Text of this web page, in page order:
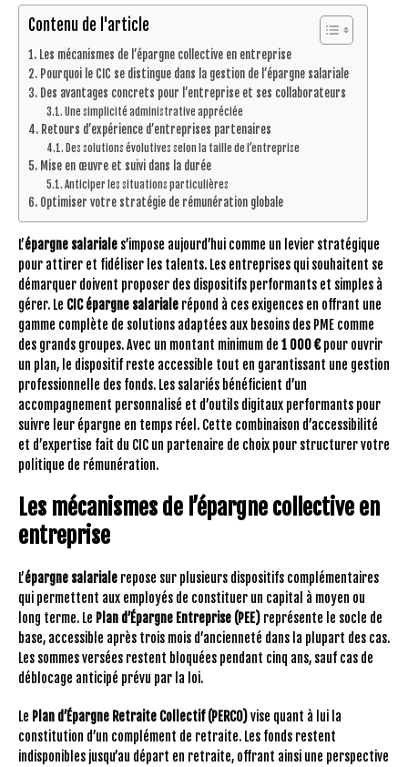
Contenu de l'article
Les mécanismes de l’épargne collective en entreprise
Pourquoi le CIC se distingue dans la gestion de l’épargne salariale
Des avantages concrets pour l’entreprise et ses collaborateurs
Une simplicité administrative appréciée
Retours d’expérience d’entreprises partenaires
Des solutions évolutives selon la taille de l’entreprise
Mise en œuvre et suivi dans la durée
Anticiper les situations particulières
Optimiser votre stratégie de rémunération globale
L’épargne salariale s’impose aujourd’hui comme un levier stratégique
pour attirer et fidéliser les talents. Les entreprises qui souhaitent se
démarquer doivent proposer des dispositifs performants et simples à
gérer. Le CIC épargne salariale répond à ces exigences en offrant une
gamme complète de solutions adaptées aux besoins des PME comme
des grands groupes. Avec un montant minimum de 1 000 €pour ouvrir
un plan, le dispositif reste accessible tout en garantissant une gestion
professionnelle des fonds. Les salariés bénéficient d’un
accompagnement personnalisé et d’outils digitaux performants pour
suivre leur épargne en temps réel. Cette combinaison d’accessibilité
et d’expertise fait du CIC un partenaire de choix pour structurer votre
politique de rémunération.
Les mécanismes de l’épargne collective en
entreprise
L’épargne salariale repose sur plusieurs dispositifs complémentaires
qui permettent aux employés de constituer un capital à moyen ou
long terme. Le Plan d’Épargne Entreprise (PEE) représente le socle de
base, accessible après trois mois d’ancienneté dans la plupart des cas.
Les sommes versées restent bloquées pendant cinq ans, sauf cas de
déblocage anticipé prévu par la loi.
Le Plan d’Épargne Retraite Collectif (PERCO)vise quant à lui la
constitution d’un complément de retraite. Les fonds restent
indisponibles jusqu’au départ en retraite, offrant ainsi une perspective